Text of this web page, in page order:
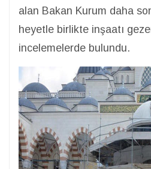
alan Bakan Kurum daha
heyetle birlikte inşaatı
incelemelerde bulundu.